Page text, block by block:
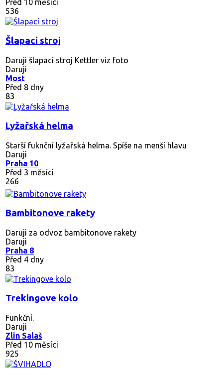
Před 10 měsíci
536
Šlapací stroj
Daruji šlapací stroj Kettler viz foto
Daruji
Most
Před 8 dny
83
Lyžařská helma
Starší fuknční lyžařská helma. Spíše na menší hlavu
Daruji
Praha 10
Před 3 měsíci
266
Bambitonove rakety
Daruji za odvoz bambitonove rakety
Daruji
Praha 8
Před 4 dny
83
Trekingove kolo
Funkční.
Daruji
Zlin Salaš
Před 10 měsíci
925